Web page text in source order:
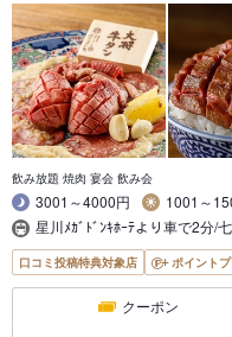
飲み放題 焼肉 宴会 飲み会
3001～4000円
1001～
星川ﾒｶﾞﾄﾞﾝｷﾎｰﾃより車で2分/
口コミ投稿特典対象店 ポイント
クーポン